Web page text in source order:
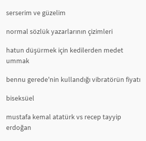
serserim ve güzelim
normal sözlük yazarlarının çizimleri
hatun düşürmek için kedilerden medet
ummak
bennu gerede'nin kullandığı vibratörün fiyatı
biseksüel
mustafa kemal atatürk vs recep tayyip
erdoğan